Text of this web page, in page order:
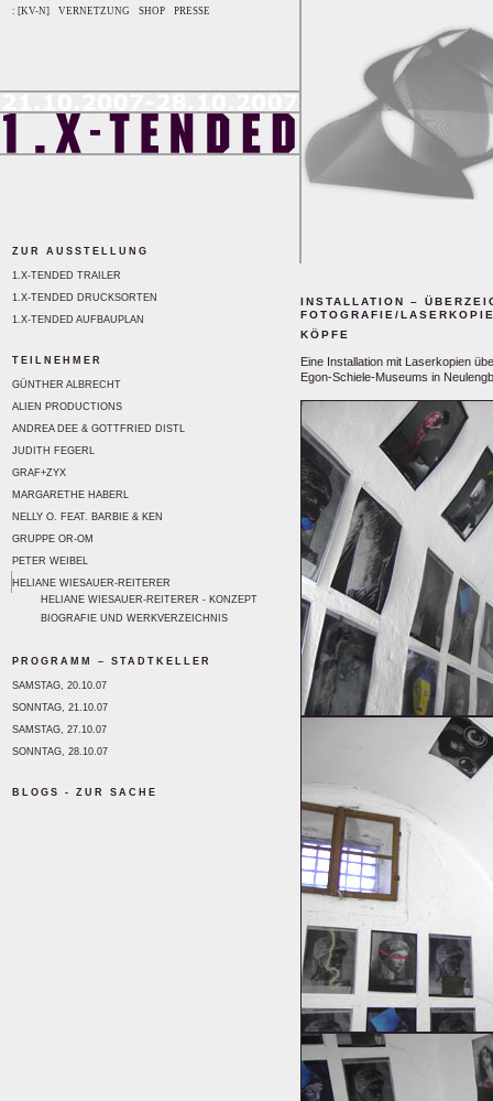
: [KV-N] VERNETZUNG SHOP PRESSE
ZUR AUSSTELLUNG
1.X-TENDED TRAILER
1.X-TENDED DRUCKSORTEN
1.X-TENDED AUFBAUPLAN
TEILNEHMER
GÜNTHER ALBRECHT
ALIEN PRODUCTIONS
ANDREA DEE & GOTTFRIED DISTL
JUDITH FEGERL
GRAF+ZYX
MARGARETHE HABERL
NELLY O. FEAT. BARBIE & KEN
GRUPPE OR-OM
PETER WEIBEL
HELIANE WIESAUER-REITERER
HELIANE WIESAUER-REITERER - KONZEPT
BIOGRAFIE UND WERKVERZEICHNIS
PROGRAMM – STADTKELLER
SAMSTAG, 20.10.07
SONNTAG, 21.10.07
SAMSTAG, 27.10.07
SONNTAG, 28.10.07
BLOGS - ZUR SACHE
INSTALLATION –
FOTOGRAFIE/
KÖPFE
Eine Installation mit Laserkopien
Egon-Schiele-Museums in